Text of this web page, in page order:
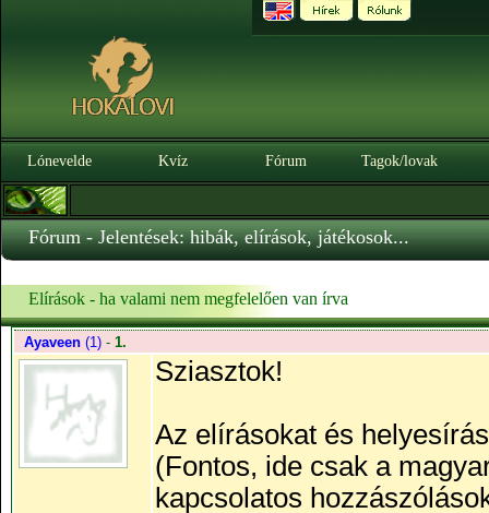
Lónevelde Kvíz Fórum Tagok/lovak
Fórum - Jelentések: hibák, elírások, játékosok...
Elírások - ha valami nem megfelelően van írva
Ayaveen(1) - 1.
Sziasztok!
Az elírásokat és
(Fontos, ide csak a
kapcsolatos